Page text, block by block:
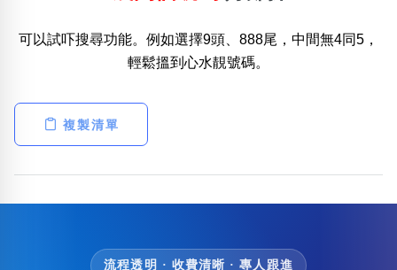
可以試吓搜尋功能。例如選擇9頭、888尾，中間無4同5，
輕鬆搵到心水靚號碼。
複製清單
流程透明 · 收費清晰 · 專人跟進